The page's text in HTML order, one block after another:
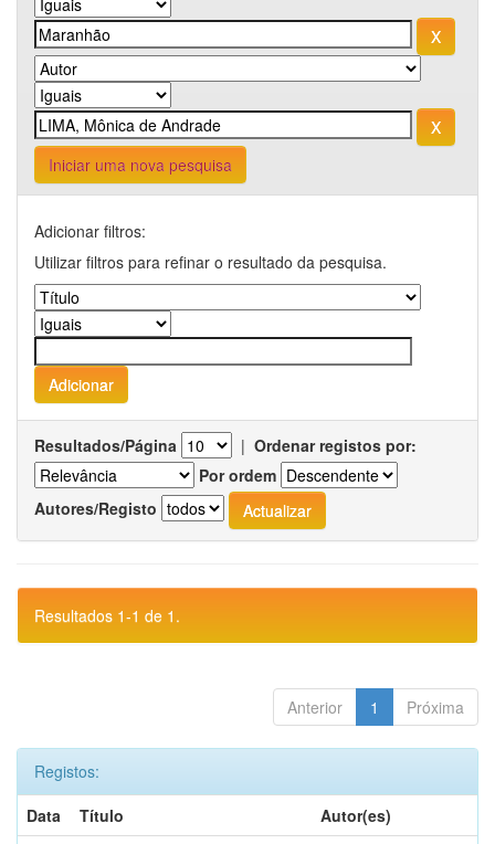
Iniciar uma nova pesquisa
Adicionar filtros:
Utilizar filtros para refinar o resultado da pesquisa.
Resultados/Página | Ordenar registos por:
Por ordem
Autores/Registo
Resultados 1-1 de 1.
Anterior 1 Próxima
Registos:
Data
Título
Autor(es)